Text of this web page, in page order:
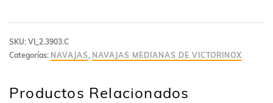
SKU: VI_2.3903.C
Categorías: NAVAJAS, NAVAJAS MEDIANAS DE VICTORINOX
Productos Relacionados